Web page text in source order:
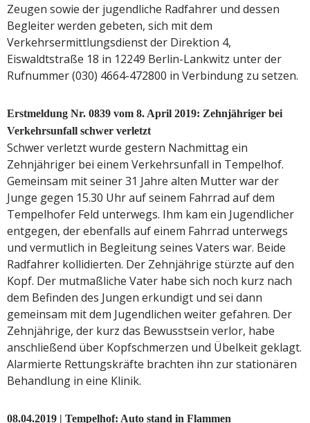
Zeugen sowie der jugendliche Radfahrer und dessen
Begleiter werden gebeten, sich mit dem
Verkehrsermittlungsdienst der Direktion 4,
Eiswaldtstraße 18 in 12249 Berlin-Lankwitz unter der
Rufnummer (030) 4664-472800 in Verbindung zu setzen.
Erstmeldung Nr. 0839 vom 8. April 2019: Zehnjähriger bei
Verkehrsunfall schwer verletzt
Schwer verletzt wurde gestern Nachmittag ein
Zehnjähriger bei einem Verkehrsunfall in Tempelhof.
Gemeinsam mit seiner 31 Jahre alten Mutter war der
Junge gegen 15.30 Uhr auf seinem Fahrrad auf dem
Tempelhofer Feld unterwegs. Ihm kam ein Jugendlicher
entgegen, der ebenfalls auf einem Fahrrad unterwegs
und vermutlich in Begleitung seines Vaters war. Beide
Radfahrer kollidierten. Der Zehnjährige stürzte auf den
Kopf. Der mutmaßliche Vater habe sich noch kurz nach
dem Befinden des Jungen erkundigt und sei dann
gemeinsam mit dem Jugendlichen weiter gefahren. Der
Zehnjährige, der kurz das Bewusstsein verlor, habe
anschließend über Kopfschmerzen und Übelkeit geklagt.
Alarmierte Rettungskräfte brachten ihn zur stationären
Behandlung in eine Klinik.
08.04.2019 | Tempelhof: Auto stand in Flammen